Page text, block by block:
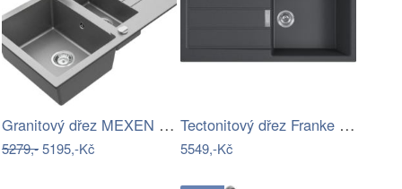
Granitový dřez MEXEN MATIAS s…
5279,-5195,-Kč
Tectonitový dřez Franke S2D 611-100…
5549,-Kč